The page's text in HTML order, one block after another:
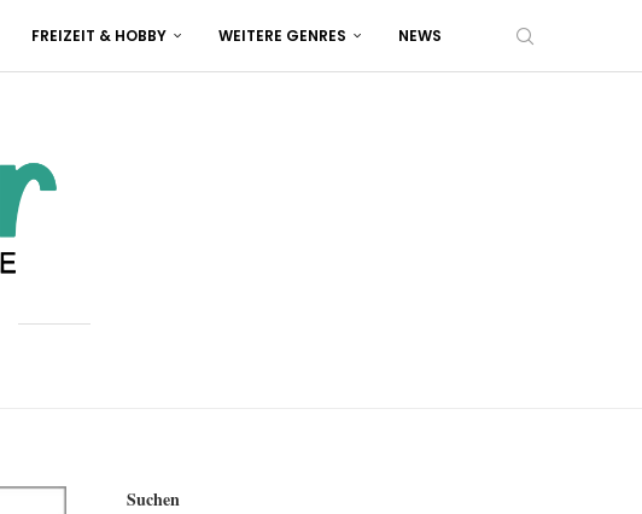
FREIZEIT & HOBBY WEITERE GENRES NEWS
Suchen